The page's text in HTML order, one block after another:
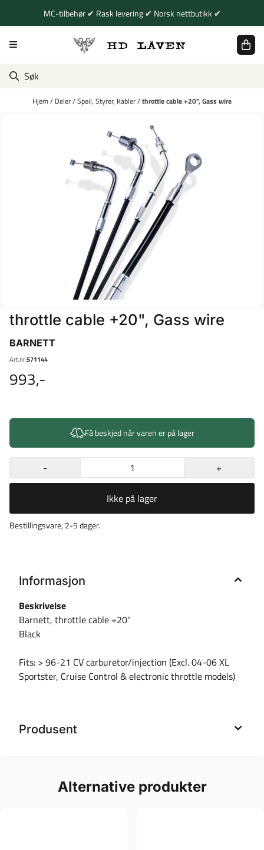
Hopp til innholdMC-tilbehør ✔ Rask levering ✔ Norsk nettbutikk ✔
Hjem/ Deler/Speil, Styrer, Kabler/throttle cable +20", Gass wire
throttle cable +20", Gass wire
BARNETT
Art.nr:571144
993,-
Få beskjed når varen er på lager
- +
Ikke på lager
Bestillingsvare, 2-5 dager.
Informasjon
Beskrivelse
Barnett, throttle cable +20"
Black
Fits: > 96-21 CV carburetor/injection (Excl. 04-06 XL
Sportster, Cruise Control & electronic throttle models)
Produsent
Alternative produkter